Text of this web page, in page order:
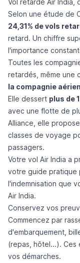
Vol retardé Air India,
Selon une étude de
24,31% de vols
retard. Un chiffre
l'importance
Toutes les
retardés, même une
la compagnie
Elle dessert plus de
avec une flotte de
Alliance, elle
classes de voyage
passagers.
Votre vol Air India a
votre guide pratique
l'indemnisation que
Air India.
Conservez vos
Commencez par
d'embarquement,
(repas, hôtel...). Ces
vos démarches.